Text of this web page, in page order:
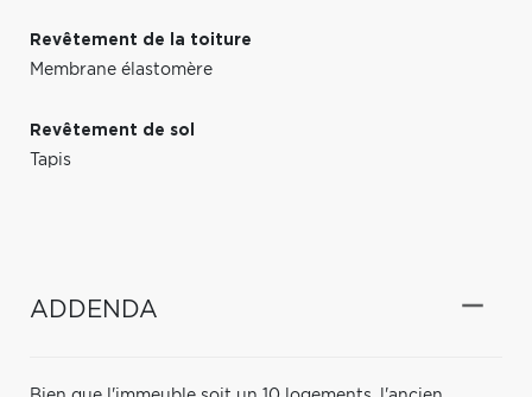
Revêtement de la toiture
Membrane élastomère
Revêtement de sol
Tapis
ADDENDA